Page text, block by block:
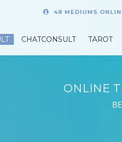
48 MEDIUMS
CHATCONSULT TAROT
ONLINE